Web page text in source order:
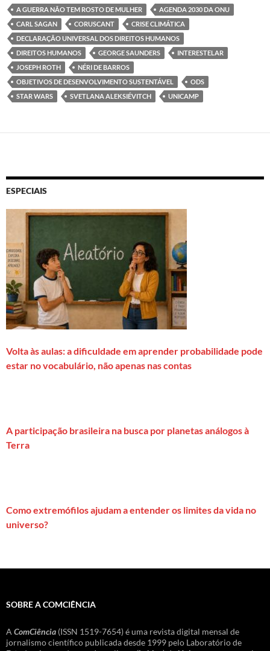
A GUERRA NÃO TEM ROSTO DE MULHER
AGENDA 2030 DA ONU
CARL SAGAN
CORUSCANT
CRISE CLIMÁTICA
DECLARAÇÃO UNIVERSAL DOS DIREITOS HUMANOS
DIREITOS HUMANOS
GEORGE SAUNDERS
INTERESTELAR
JOSEPH ROTH
NÉRI DE BARROS
OBJETIVOS DE DESENVOLVIMENTO SUSTENTÁVEL
ODS
STAR WARS
SVETLANA ALEKSIÉVITCH UNICAMP
ESPECIAIS
Volta às aulas: a dificuldade em aprender probabilidade pode
estar no vocabulário, não apenas nas contas
A participação brasileira na busca por planetas análogos à
Terra
Como extremófilos ajudam a entender os limites da vida no
universo?
SOBRE A COMCIÊNCIA
A ComCiência (ISSN 1519-7654) é uma revista digital mensal de
jornalismo científico publicada desde 1999 pelo Laboratório de